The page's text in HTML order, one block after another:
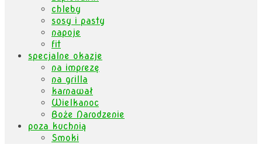
chleby
sosy i pasty
napoje
fit
specjalne okazje
na imprezę
na grilla
karnawał
Wielkanoc
Boże Narodzenie
poza kuchnią
Smoki